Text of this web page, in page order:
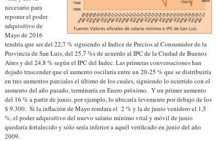
necesario para
reponer el poder
adquisitivo de
Mayo de 2016
tendría que ser del 22,7 % siguiendo al Indice de Precios al Consumidor de la
Provincia de San Luis, del 25,7 %s de acuerdo al IPC de la Ciudad de Buenos
Aires y del 24,8 % según el IPC del Indec.Las primeras conversaciones han
dejado trascender que el aumento oscilaría entre un 20-25 % que se distribuiría
en tres aumentos parciales el último de los cuales, siguiendo lo ocurrido con el
aumento del año pasado, terminaría en Enero próximo. Y un primer aumento
del 16 % a partir de junio, por ejemplo, lo ubicaría levemente por debajo de los
$ 9.300. Si la inflación de Mayo rondara el 2 % y la de junio venidero el 1,5
%, el poder adquisitivo del nuevo salario mínimo vital y móvil de junio
quedaría fortalecido y sólo sería inferior a aquél verificado en junio del año
2009.